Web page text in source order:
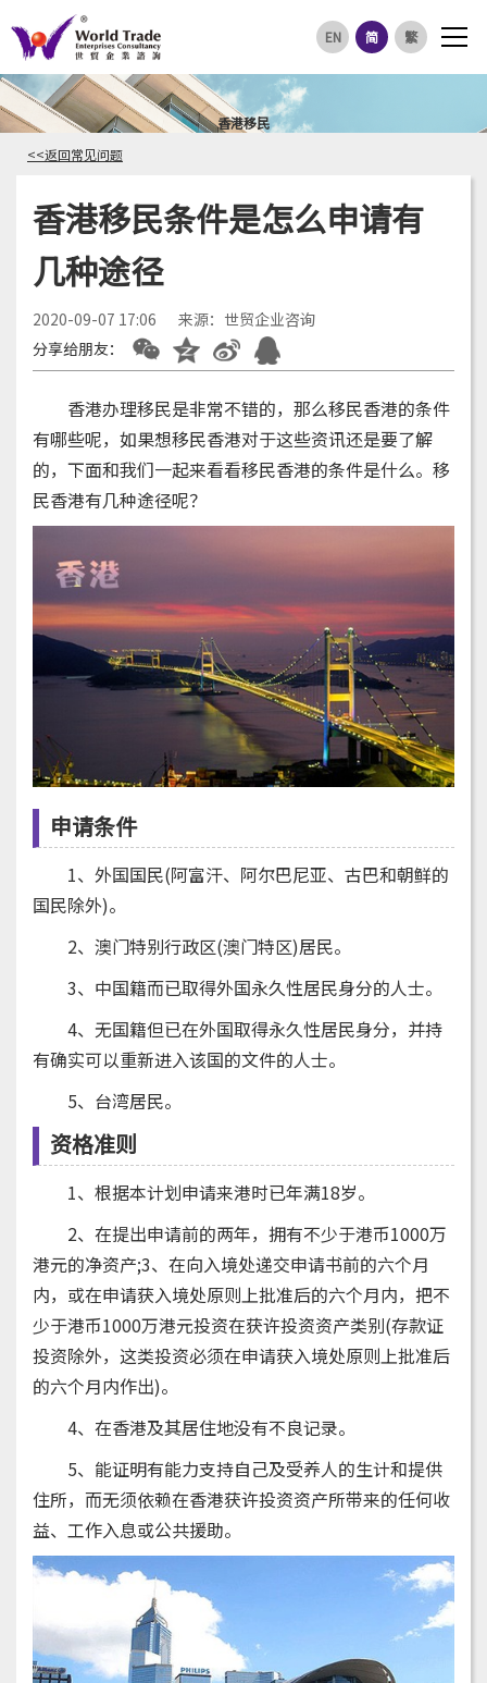
EN 简 繁
香港移民
<<返回常见问题
香港移民条件是怎么申请有
几种途径
2020-09-07 17:06
来源：世贸企业咨询
分享给朋友：
香港办理移民是非常不错的，那么移民香港的条件
有哪些呢，如果想移民香港对于这些资讯还是要了解
的，下面和我们一起来看看移民香港的条件是什么。移
民香港有几种途径呢？
申请条件
1、外国国民(阿富汗、阿尔巴尼亚、古巴和朝鲜的
国民除外)。
2、澳门特别行政区(澳门特区)居民。
3、中国籍而已取得外国永久性居民身分的人士。
4、无国籍但已在外国取得永久性居民身分，并持
有确实可以重新进入该国的文件的人士。
5、台湾居民。
资格准则
1、根据本计划申请来港时已年满18岁。
2、在提出申请前的两年，拥有不少于港币1000万
港元的净资产;3、在向入境处递交申请书前的六个月
内，或在申请获入境处原则上批准后的六个月内，把不
少于港币1000万港元投资在获许投资资产类别(存款证
投资除外，这类投资必须在申请获入境处原则上批准后
的六个月内作出)。
4、在香港及其居住地没有不良记录。
5、能证明有能力支持自己及受养人的生计和提供
住所，而无须依赖在香港获许投资资产所带来的任何收
益、工作入息或公共援助。